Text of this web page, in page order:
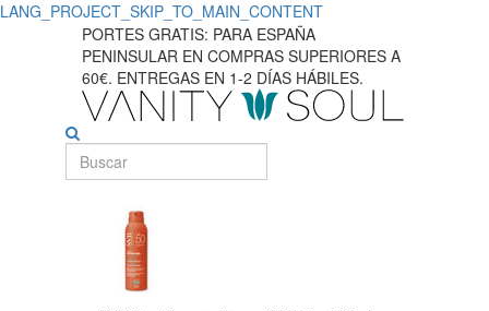
LANG_PROJECT_SKIP_TO_MAIN_CONTENT
PORTES GRATIS: PARA ESPAÑA
PENINSULAR EN COMPRAS SUPERIORES A
60€. ENTREGAS EN 1-2 DÍAS HÁBILES.